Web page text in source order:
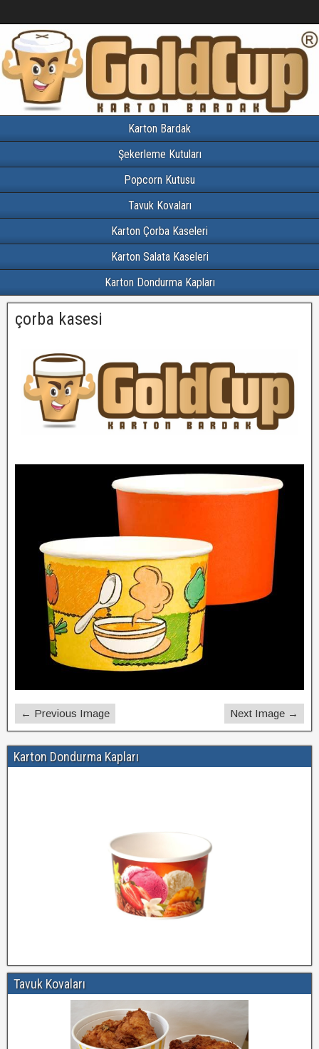
Karton Bardak
Şekerleme Kutuları
Popcorn Kutusu
Tavuk Kovaları
Karton Çorba Kaseleri
Karton Salata Kaseleri
Karton Dondurma Kapları
çorba kasesi
← Previous Image Next Image →
Karton Dondurma Kapları
Tavuk Kovaları